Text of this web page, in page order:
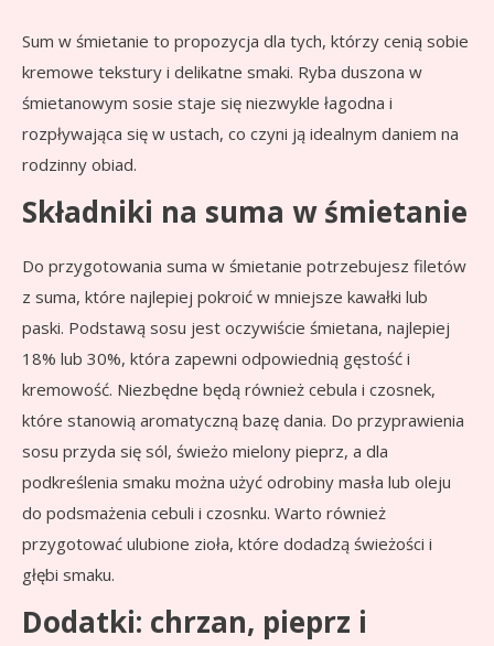
Sum w śmietanie to propozycja dla tych, którzy cenią sobie
kremowe tekstury i delikatne smaki. Ryba duszona w
śmietanowym sosie staje się niezwykle łagodna i
rozpływająca się w ustach, co czyni ją idealnym daniem na
rodzinny obiad.
Składniki na suma w śmietanie
Do przygotowania suma w śmietanie potrzebujesz filetów
z suma, które najlepiej pokroić w mniejsze kawałki lub
paski. Podstawą sosu jest oczywiście śmietana, najlepiej
18% lub 30%, która zapewni odpowiednią gęstość i
kremowość. Niezbędne będą również cebula i czosnek,
które stanowią aromatyczną bazę dania. Do przyprawienia
sosu przyda się sól, świeżo mielony pieprz, a dla
podkreślenia smaku można użyć odrobiny masła lub oleju
do podsmażenia cebuli i czosnku. Warto również
przygotować ulubione zioła, które dodadzą świeżości i
głębi smaku.
Dodatki: chrzan, pieprz i